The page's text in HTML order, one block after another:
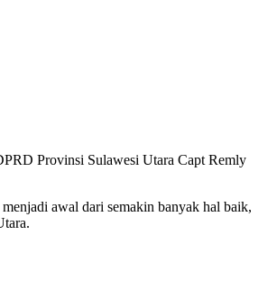
Provinsi Sulawesi Utara Capt Remly
awal dari semakin banyak hal baik,